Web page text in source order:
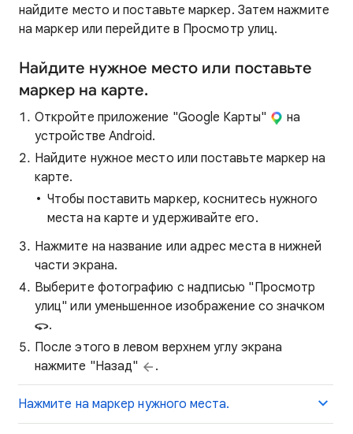
найдите место и поставьте маркер. Затем нажмите
на маркер или перейдите в Просмотр улиц.
Найдите нужное место или поставьте
маркер на карте.
Откройте приложение "Google Карты"
на
устройстве Android.
Найдите нужное место или поставьте маркер на
карте.
Чтобы поставить маркер, коснитесь нужного
места на карте и удерживайте его.
Нажмите на название или адрес места в нижней
части экрана.
Выберите фотографию с надписью "Просмотр
улиц" или уменьшенное изображение со значком
.
После этого в левом верхнем углу экрана
нажмите "Назад"
.
Нажмите на маркер нужного места.